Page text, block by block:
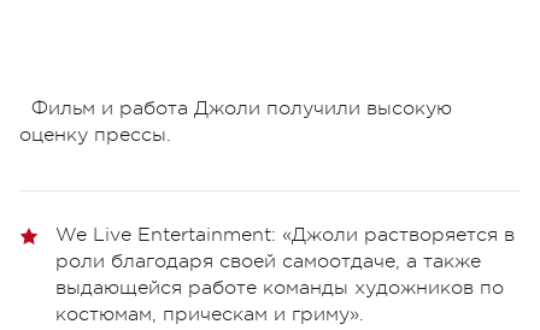
Фильм и работа Джоли получили высокую
оценку прессы.
We Live Entertainment: «Джоли растворяется в
роли благодаря своей самоотдаче, а также
выдающейся работе команды художников по
костюмам, прическам и гриму».